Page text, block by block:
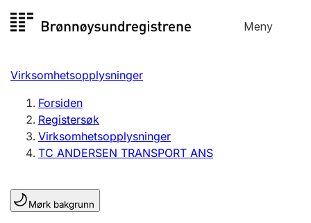
til
Meny
Registersøk
Aksjeselskap
Enkeltpersonforetak
Registrere, endre, slette
Lag og forening
Virksomhetsopplysninger
Forsiden
Registersøk
Virksomhetsopplysninger
TC ANDERSEN TRANSPORT ANS
Mørk bakgrunn